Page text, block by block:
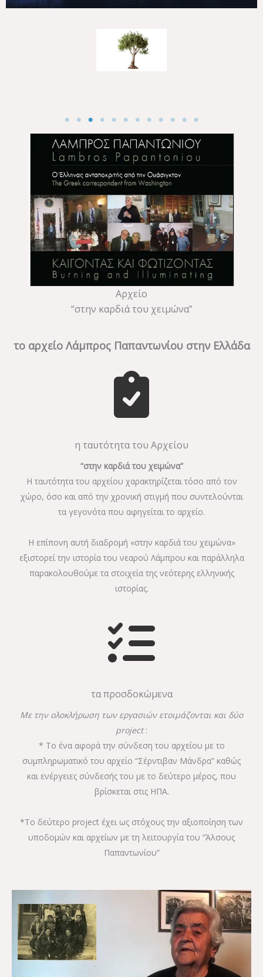
Αρχείο
“στην καρδιά του χειμώνα”
το αρχείο Λάμπρος Παπαντωνίου στην Ελλάδα
η ταυτότητα του Αρχείου
“στην καρδιά του χειμώνα”
Η ταυτότητα του αρχείου χαρακτηρίζεται τόσο από τον
χώρο, όσο και από την χρονική στιγμή που συντελούνται
τα γεγονότα που αφηγείται το αρχείο.
Η επίπονη αυτή διαδρομή «στην καρδιά του χειμώνα»
εξιστορεί την ιστορία του νεαρού Λάμπρου και παράλληλα
παρακολουθούμε τα στοιχεία της νεότερης ελληνικής
ιστορίας.
τα προσδοκώμενα
Με την ολοκλήρωση των εργασιών ετοιμάζονται και δύο
project:
* Το ένα αφορά την σύνδεση του αρχείου με το
συμπληρωματικό του αρχείο “Σέρντιβαν Μάνδρα” καθώς
και ενέργειες σύνδεσής του με το δεύτερο μέρος, που
βρίσκεται στις ΗΠΑ.
*Το δεύτερο project έχει ως στόχους την αξιοποίηση των
υποδομών και αρχείων με τη λειτουργία του “Άλσους
Παπαντωνίου”